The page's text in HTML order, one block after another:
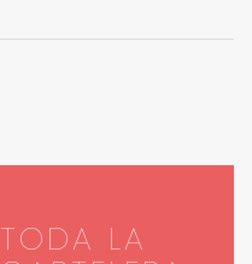
TODA LA